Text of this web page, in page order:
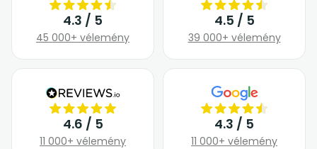
4.3 / 5
45 000+ vélemény
4.5 / 5
39 000+ vélemény
4.6 / 5
11 000+ vélemény
4.3 / 5
11 000+ vélemény